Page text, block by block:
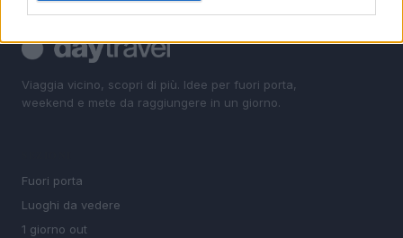
Viaggia vicino, scopri di più. Idee per fuori porta,
weekend e mete da raggiungere in un giorno.
Fuori porta
Luoghi da vedere
1 giorno out